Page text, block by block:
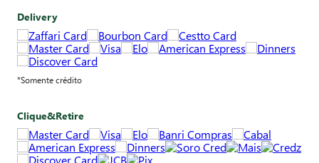
Delivery
*Somente crédito
Clique&Retire